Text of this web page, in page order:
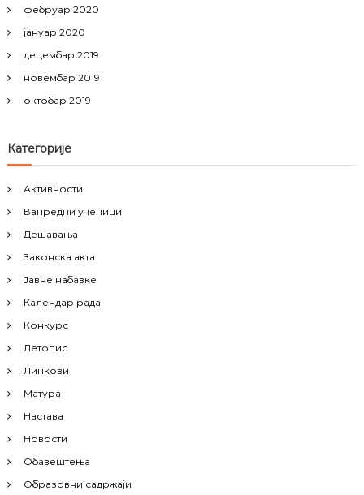
фебруар 2020
јануар 2020
децембар 2019
новембар 2019
октобар 2019
Категорије
Активности
Ванредни ученици
Дешавања
Законска акта
Јавне набавке
Календар рада
Конкурс
Летопис
Линкови
Матура
Настава
Новости
Обавештења
Образовни садржаји